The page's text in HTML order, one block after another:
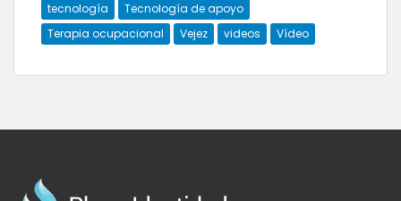
tecnología
Tecnología de apoyo
Terapia ocupacional
Vejez videos Vídeo